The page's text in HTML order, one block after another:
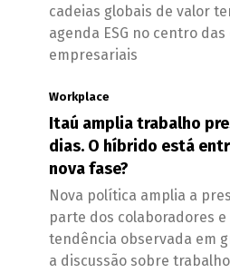
cadeias globais de valor
agenda ESG no centro
empresariais
Workplace
Itaú amplia trabalho
dias. O híbrido está
nova fase?
Nova política amplia a
parte dos colaboradores
tendência observada em
a discussão sobre